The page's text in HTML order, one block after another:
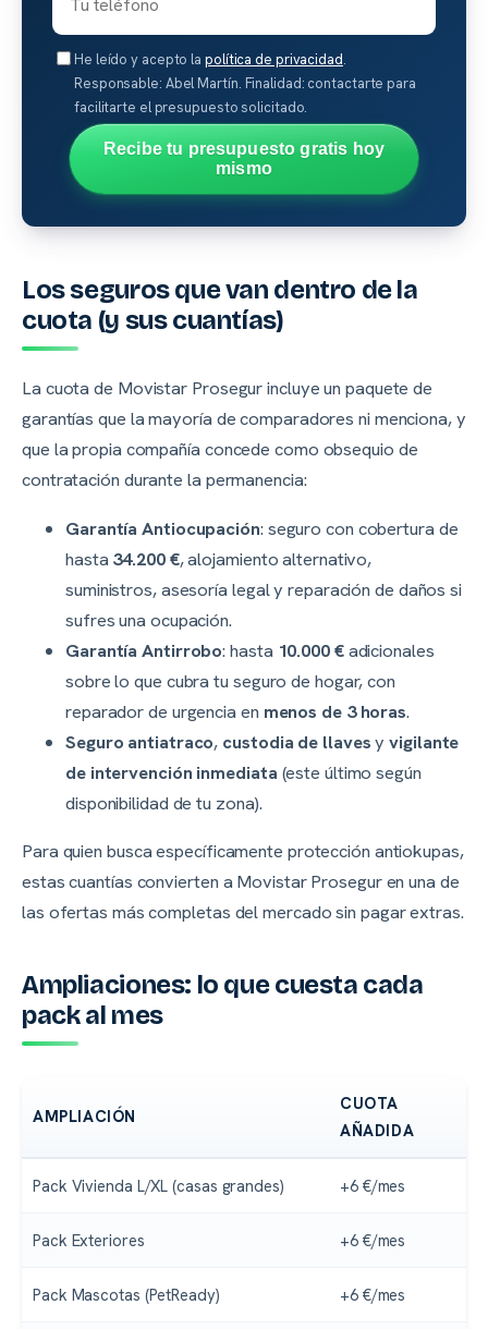
He leído y acepto la política de privacidad.
Responsable: Abel Martín. Finalidad: contactarte para
facilitarte el presupuesto solicitado.
Recibe tu presupuesto gratis hoy
mismo
Los seguros que van dentro de la
cuota (y sus cuantías)
La cuota de Movistar Prosegur incluye un paquete de
garantías que la mayoría de comparadores ni menciona, y
que la propia compañía concede como obsequio de
contratación durante la permanencia:
Garantía Antiocupación: seguro con cobertura de
hasta 34.200 €, alojamiento alternativo,
suministros, asesoría legal y reparación de daños si
sufres una ocupación.
Garantía Antirrobo: hasta 10.000 €adicionales
sobre lo que cubra tu seguro de hogar, con
reparador de urgencia en menos de 3 horas.
Seguro antiatraco, custodia de llavesyvigilante
de intervención inmediata (este último según
disponibilidad de tu zona).
Para quien busca específicamente protección antiokupas,
estas cuantías convierten a Movistar Prosegur en una de
las ofertas más completas del mercado sin pagar extras.
Ampliaciones: lo que cuesta cada
pack al mes
AMPLIACIÓN
CUOTA
AÑADIDA
Pack Vivienda L/XL (casas grandes) +6 €/mes
Pack Exteriores +6 €/mes
Pack Mascotas (PetReady) +6 €/mes